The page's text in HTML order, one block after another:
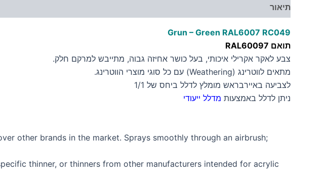
תיאור
Grun – Green RAL6007 RC049
תואם RAL60097
צבע לאקר אקרילי איכותי, בעל כושר אחיזה גבוה, מתייבש למרקם חלק.
מתאים לווטרינג (Weathering) עם כל סוגי מוצרי הווטרינג.
לצביעה באיירבראש מומלץ לדלל ביחס של 1/1
ניתן לדלל באמצעות מדלל ייעודי
other brands in the market. Sprays smoothly through an airbrush;
thinner, or thinners from other manufacturers intended for acrylic